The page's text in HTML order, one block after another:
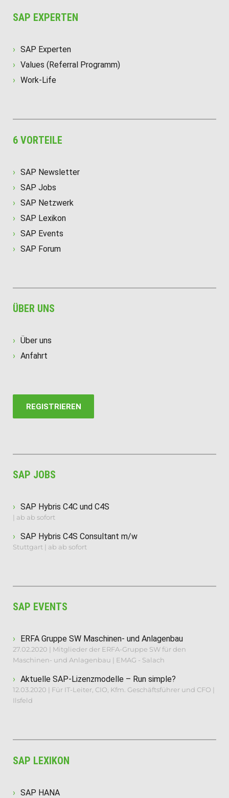
SAP EXPERTEN
SAP Experten
Values (Referral Programm)
Work-Life
6 VORTEILE
SAP Newsletter
SAP Jobs
SAP Netzwerk
SAP Lexikon
SAP Events
SAP Forum
ÜBER UNS
Über uns
Anfahrt
REGISTRIEREN
SAP JOBS
SAP Hybris C4C und C4S
| ab ab sofort
SAP Hybris C4S Consultant m/w
Stuttgart | ab ab sofort
SAP EVENTS
ERFA Gruppe SW Maschinen- und Anlagenbau
27.02.2020 | Mitglieder der ERFA-Gruppe SW für den
Maschinen- und Anlagenbau | EMAG - Salach
Aktuelle SAP-Lizenzmodelle – Run simple?
12.03.2020 | Für IT-Leiter, CIO, Kfm. Geschäftsführer und CFO |
Ilsfeld
SAP LEXIKON
SAP HANA